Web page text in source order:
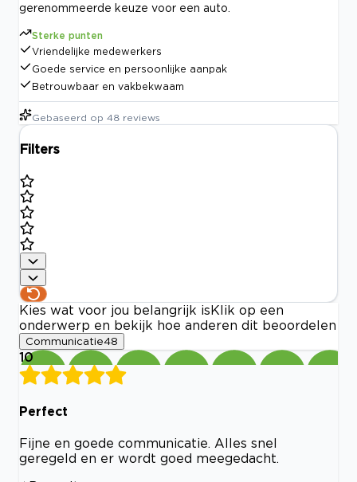
gerenommeerde keuze voor een auto.
Sterke punten
Vriendelijke medewerkers
Goede service en persoonlijke aanpak
Betrouwbaar en vakbekwaam
Gebaseerd op 48 reviews
Filters
Kies wat voor jou belangrijk is Klik op een
onderwerp en bekijk hoe anderen dit beoordelen
Communicatie48
10
Perfect
Fijne en goede communicatie. Alles snel
geregeld en er wordt goed meegedacht.